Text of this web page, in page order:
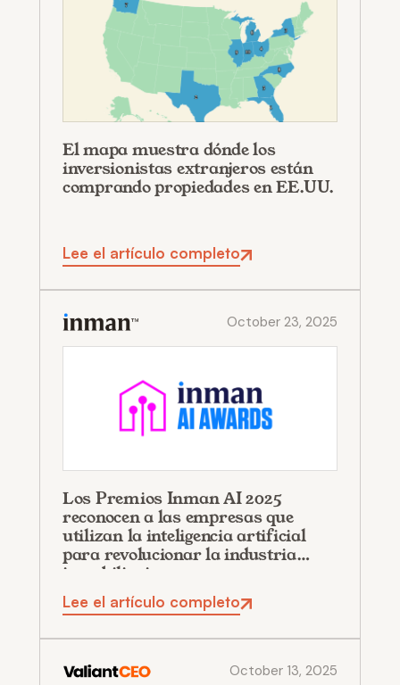
El mapa muestra dónde los
inversionistas extranjeros están
comprando propiedades en EE.UU.
Lee el artículo completo
October 23, 2025
Los Premios Inman AI 2025
reconocen a las empresas que
utilizan la inteligencia artificial
para revolucionar la industria
inmobiliaria
Lee el artículo completo
October 13, 2025